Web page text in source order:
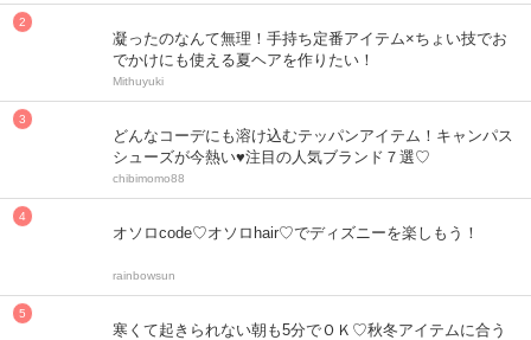
凝ったのなんて無理！手持ち定番アイテム×ちょい技でお
でかけにも使える夏ヘアを作りたい！
Mithuyuki
どんなコーデにも溶け込むテッパンアイテム！キャンパス
シューズが今熱い♥注目の人気ブランド７選♡
chibimomo88
オソロcode♡オソロhair♡でディズニーを楽しもう！
rainbowsun
寒くて起きられない朝も5分でＯＫ♡秋冬アイテムに合う